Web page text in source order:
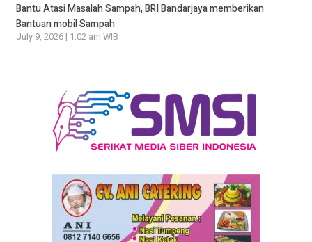
Bantu Atasi Masalah Sampah, BRI Bandarjaya memberikan
Bantuan mobil Sampah
July 9, 2026 | 1:02 am WIB